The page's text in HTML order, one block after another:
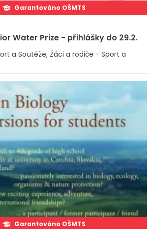
Garantováno OŠMTS
Water Prize - přihlášky do 29.2.
a Soutěže Žáci a rodiče - Sport a
Garantováno OŠMTS